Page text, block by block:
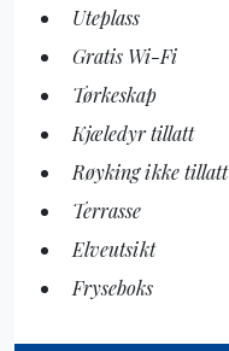
Uteplass
Gratis Wi-Fi
Tørkeskap
Kjæledyr tillatt
Røyking ikke tillatt
Terrasse
Elveutsikt
Fryseboks